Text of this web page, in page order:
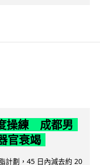
操練 成都男
官衰竭
計劃，45 日內減去約 20